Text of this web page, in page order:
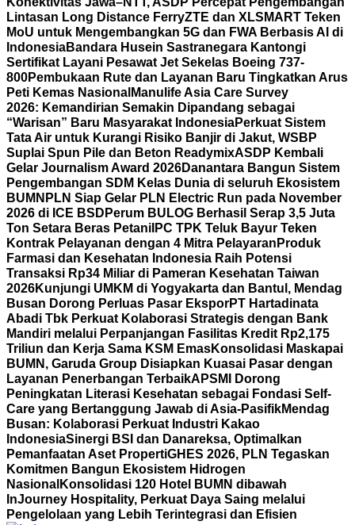
Lintasan Long Distance FerryZTE dan XLSMART Teken
MoU untuk Mengembangkan 5G dan FWA Berbasis AI di
IndonesiaBandara Husein Sastranegara Kantongi
Sertifikat Layani Pesawat Jet Sekelas Boeing 737-
800Pembukaan Rute dan Layanan Baru Tingkatkan Arus
Peti Kemas Nasional Manulife Asia Care Survey
2026: Kemandirian Semakin Dipandang sebagai
“Warisan” Baru Masyarakat IndonesiaPerkuat Sistem
Tata Air untuk Kurangi Risiko Banjir di Jakut, WSBP
Suplai Spun Pile dan Beton ReadymixASDP Kembali
Gelar Journalism Award 2026Danantara Bangun Sistem
Pengembangan SDM Kelas Dunia di seluruh Ekosistem
BUMN PLN Siap Gelar PLN Electric Run pada November
2026 di ICE BSD Perum BULOG Berhasil Serap 3,5 Juta
Ton Setara Beras Petani IPC TPK Teluk Bayur Teken
Kontrak Pelayanan dengan 4 Mitra Pelayaran Produk
Farmasi dan Kesehatan Indonesia Raih Potensi
Transaksi Rp34 Miliar di Pameran Kesehatan Taiwan
2026Kunjungi UMKM di Yogyakarta dan Bantul, Mendag
Busan Dorong Perluas Pasar EksporPT Hartadinata
Abadi Tbk Perkuat Kolaborasi Strategis dengan Bank
Mandiri melalui Perpanjangan Fasilitas Kredit Rp2,175
Triliun dan Kerja Sama KSM EmasKonsolidasi Maskapai
BUMN, Garuda Group Disiapkan Kuasai Pasar dengan
Layanan Penerbangan TerbaikAPSMI Dorong
Peningkatan Literasi Kesehatan sebagai Fondasi Self-
Care yang Bertanggung Jawab di Asia-PasifikMendag
Busan: Kolaborasi Perkuat Industri Kakao
IndonesiaSinergi BSI dan Danareksa, Optimalkan
Pemanfaatan Aset PropertiGHES 2026, PLN Tegaskan
Komitmen Bangun Ekosistem Hidrogen
Nasional Konsolidasi 120 Hotel BUMN dibawah
InJourney Hospitality, Perkuat Daya Saing melalui
Pengelolaan yang Lebih Terintegrasi dan Efisien